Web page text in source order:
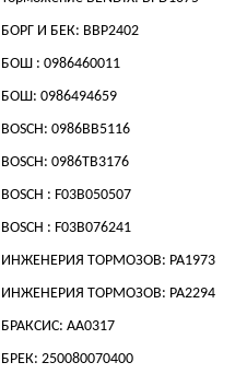
БОРГ И БЕК: BBP2402
БОШ : 0986460011
БОШ: 0986494659
BOSCH: 0986BB5116
BOSCH: 0986TB3176
BOSCH : F03B050507
BOSCH : F03B076241
ИНЖЕНЕРИЯ ТОРМОЗОВ: PA1973
ИНЖЕНЕРИЯ ТОРМОЗОВ: PA2294
БРАКСИС: AA0317
БРЕК: 250080070400